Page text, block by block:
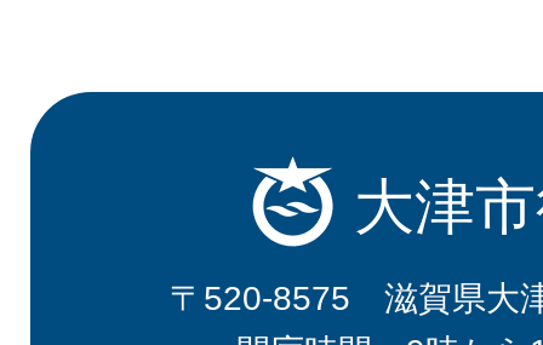
大津
〒520-8575 滋賀県大